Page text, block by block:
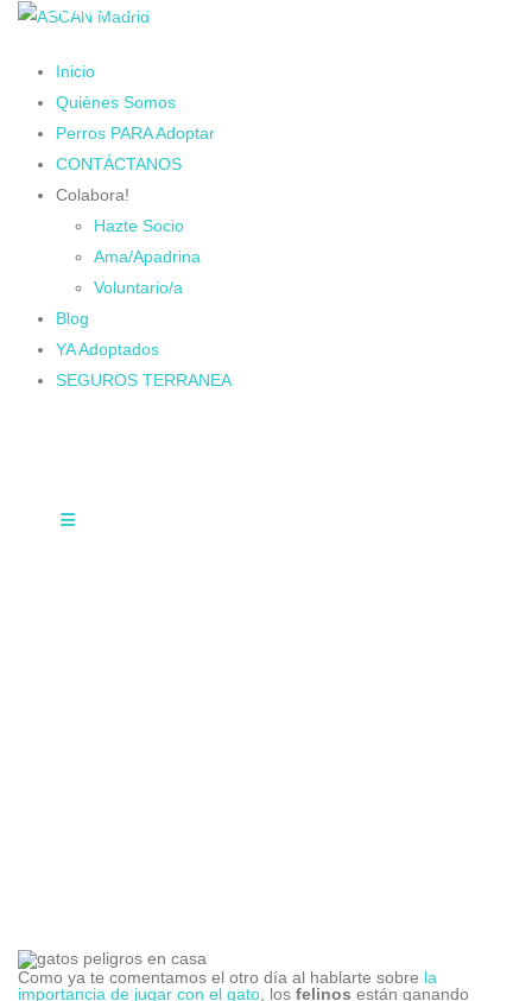
Inicio
Quiénes Somos
Perros PARA Adoptar
CONTÁCTANOS
Colabora!
Hazte Socio
Ama/Apadrina
Voluntario/a
Blog
YA Adoptados
SEGUROS TERRANEA
Como ya te comentamos el otro día al hablarte sobre la
importancia de jugar con el gato, los felinos están ganando
Cambiando Conciencias